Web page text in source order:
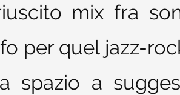
mix fra
per quel jazz-
spazio a